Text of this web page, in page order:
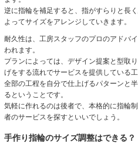
逆に指輪を補足すると、指がすらりと長
よってサイズをアレンジしていきます。
耐久性は、工房スタッフのプロのアドバ
われます。
プランによっては、デザイン提案と型取
げをする流れでサービスを提供している工
全部の工程を自分で仕上げるパターンと
るということです。
気軽に作れるのは後者で、本格的に指輪
者のサービスを探すといいでしょう。
手作り指輪のサイズ調整はできる？